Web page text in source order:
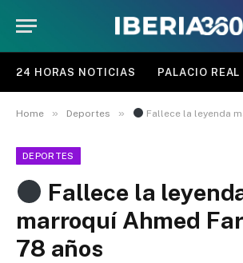
24 HORAS NOTICIAS PALACIO
Home » Deportes » Fallece la leyenda marroquí
DEPORTES
Fallece la
marroquí Ahmed
78 años